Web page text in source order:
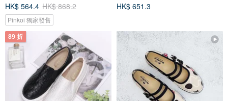
HK$ 564.4 HK$ 868.2
Pinkoi 獨家發售
HK$ 651.3
89 折